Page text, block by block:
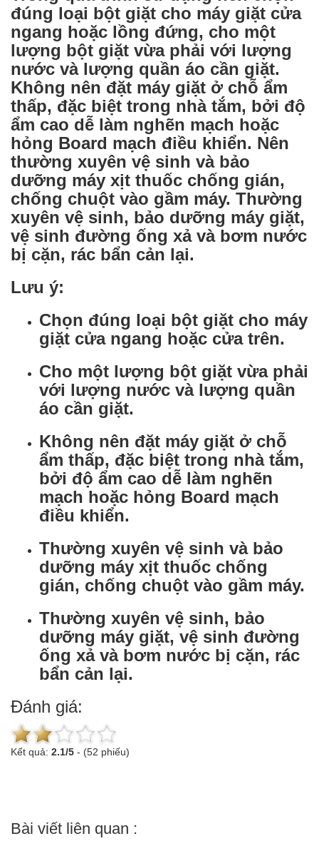
đúng loại bột giặt cho máy giặt cửa
ngang hoặc lồng đứng, cho một
lượng bột giặt vừa phải với lượng
nước và lượng quần áo cần giặt.
Không nên đặt máy giặt ở chỗ ẩm
thấp, đặc biệt trong nhà tắm, bởi độ
ẩm cao dễ làm nghẽn mạch hoặc
hỏng Board mạch điều khiển. Nên
thường xuyên vệ sinh và bảo
dưỡng máy xịt thuốc chống gián,
chống chuột vào gầm máy. Thường
xuyên vệ sinh, bảo dưỡng máy giặt,
vệ sinh đường ống xả và bơm nước
bị cặn, rác bẩn cản lại.
Lưu ý:
Chọn đúng loại bột giặt cho máy
giặt cửa ngang hoặc cửa trên.
Cho một lượng bột giặt vừa phải
với lượng nước và lượng quần
áo cần giặt.
Không nên đặt máy giặt ở chỗ
ẩm thấp, đặc biệt trong nhà tắm,
bởi độ ẩm cao dễ làm nghẽn
mạch hoặc hỏng Board mạch
điều khiển.
Thường xuyên vệ sinh và bảo
dưỡng máy xịt thuốc chống
gián, chống chuột vào gầm máy.
Thường xuyên vệ sinh, bảo
dưỡng máy giặt, vệ sinh đường
ống xả và bơm nước bị cặn, rác
bẩn cản lại.
Đánh giá:
Kết quả: 2.1/5 - (52 phiếu)
Bài viết liên quan :